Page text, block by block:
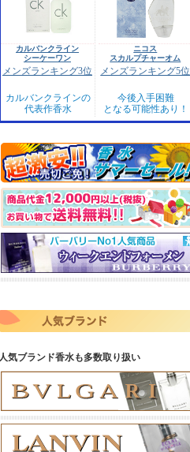
カルバンクライン
シーケーワン
メンズランキング3位
カルバンクラインの
代表作香水
ニコス
スカルプチャーオム
メンズランキング5位
今後入手困難
となる可能性あり！
人気ブランド香水も多数取り扱い